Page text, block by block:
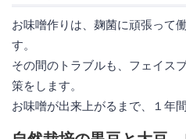
お味噌作りは、麹菌に頑張って
す。
その間のトラブルも、フェイス
策をします。
お味噌が出来上がるまで、１年